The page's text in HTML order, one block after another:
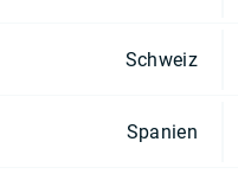
Schweiz
Spanien